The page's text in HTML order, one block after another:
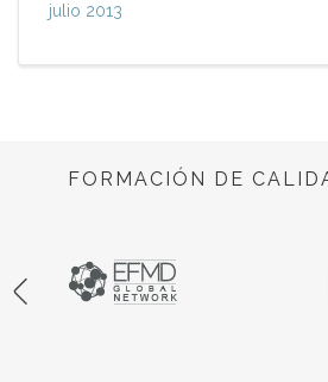
julio 2013
FORMACIÓN DE